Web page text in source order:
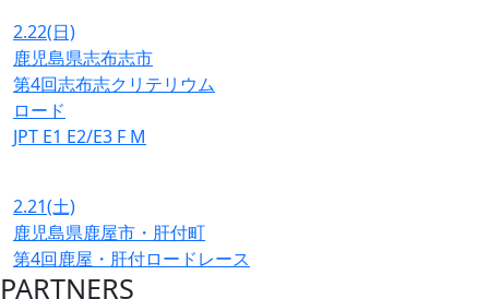
2.22(日)
鹿児島県志布志市
第4回志布志クリテリウム
ロード
JPT E1 E2/E3 F M
2.21(土)
鹿児島県鹿屋市・肝付町
第4回鹿屋・肝付ロードレース
PARTNERS